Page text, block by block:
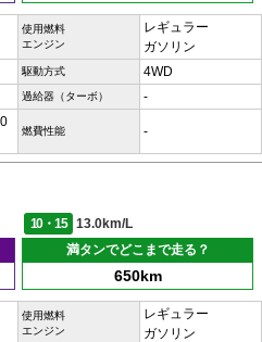
使用燃料
エンジン
レギュラー
ガソリン
駆動方式 4WD
過給器（ターボ） -
燃費性能 -
10・15
13.0km/L
満タンでどこまで走る？
650km
使用燃料
エンジン
レギュラー
ガソリン